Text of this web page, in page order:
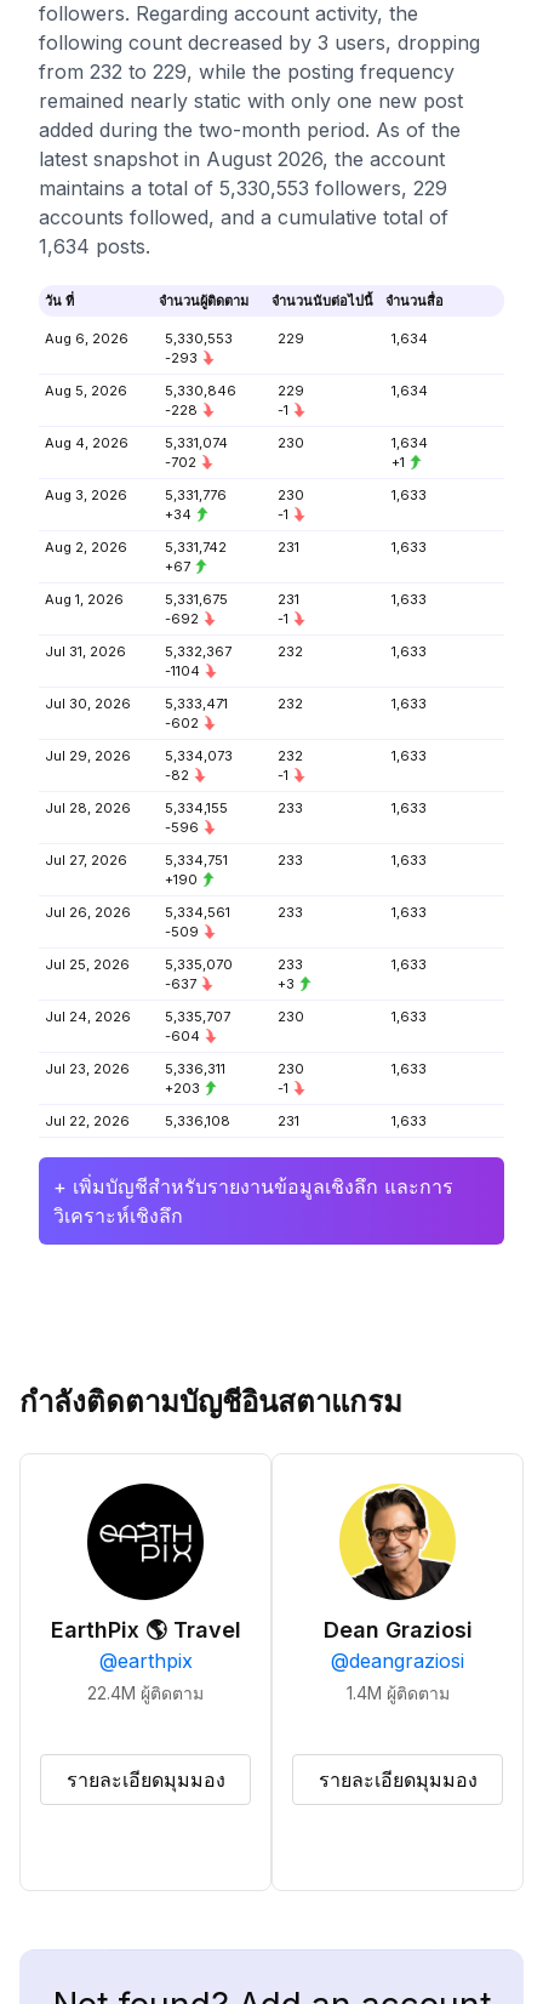
followers. Regarding account activity, the
following count decreased by 3 users, dropping
from 232 to 229, while the posting frequency
remained nearly static with only one new post
added during the two-month period. As of the
latest snapshot in August 2026, the account
maintains a total of 5,330,553 followers, 229
accounts followed, and a cumulative total of
1,634 posts.
วัน ที่ จำนวนผู้ติดตาม จำนวนนับต่อไปนี้ จำนวนสื่อ
Aug 6, 2026
5,330,553
-293
229 1,634
Aug 5, 2026
5,330,846
-228
229
-1
1,634
Aug 4, 2026
5,331,074
-702
230
1,634
+1
Aug 3, 2026
5,331,776
+34
230
-1
1,633
Aug 2, 2026
5,331,742
+67
231 1,633
Aug 1, 2026
5,331,675
-692
231
-1
1,633
Jul 31, 2026
5,332,367
-1104
232 1,633
Jul 30, 2026
5,333,471
-602
232 1,633
Jul 29, 2026
5,334,073
-82
232
-1
1,633
Jul 28, 2026
5,334,155
-596
233 1,633
Jul 27, 2026
5,334,751
+190
233 1,633
Jul 26, 2026
5,334,561
-509
233 1,633
Jul 25, 2026
5,335,070
-637
233
+3
1,633
Jul 24, 2026
5,335,707
-604
230 1,633
Jul 23, 2026
5,336,311
+203
230
-1
1,633
Jul 22, 2026 5,336,108 231 1,633
+ เพิ่มบัญชีสำหรับรายงานข้อมูลเชิงลึก และการ
วิเคราะห์เชิงลึก
กำลังติดตามบัญชีอินสตาแกรม
EarthPix 🌎 Travel
@earthpix
22.4M ผู้ติดตาม
รายละเอียดมุมมอง
Dean Graziosi
@deangraziosi
1.4M ผู้ติดตาม
รายละเอียดมุมมอง